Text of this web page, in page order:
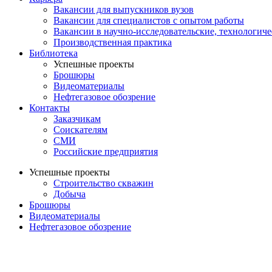
Вакансии для выпускников вузов
Вакансии для специалистов с опытом работы
Вакансии в научно-исследовательские,
Производственная практика
Библиотека
Успешные проекты
Брошюры
Видеоматериалы
Нефтегазовое обозрение
Контакты
Заказчикам
Соискателям
СМИ
Российские предприятия
Успешные проекты
Строительство скважин
Добыча
Брошюры
Видеоматериалы
Нефтегазовое обозрение